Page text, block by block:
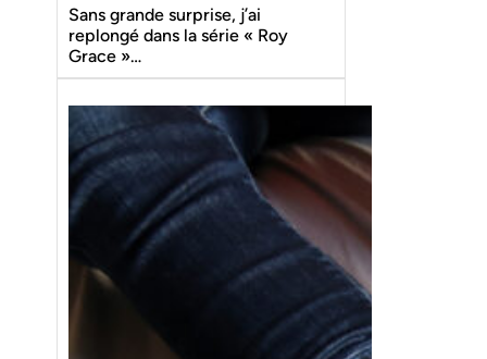
Sans grande surprise, j’ai
replongé dans la série « Roy
Grace »…